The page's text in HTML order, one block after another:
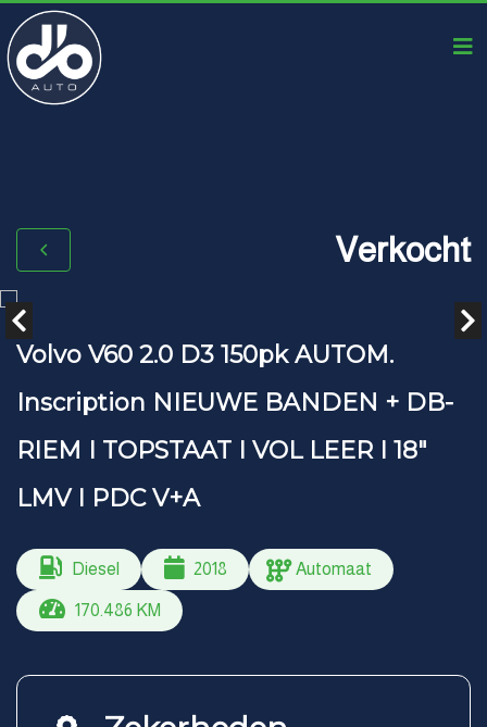
Verkocht
Volvo V60 2.0 D3 150pk AUTOM.
Inscription NIEUWE BANDEN + DB-
RIEM I TOPSTAAT I VOL LEER I 18"
LMV I PDC V+A
Diesel 2018 Automaat
170.486 KM